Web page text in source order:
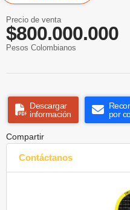
Precio de venta
$800.000.000
Pesos Colombianos
Descargar
información
por
Compartir
Contáctanos